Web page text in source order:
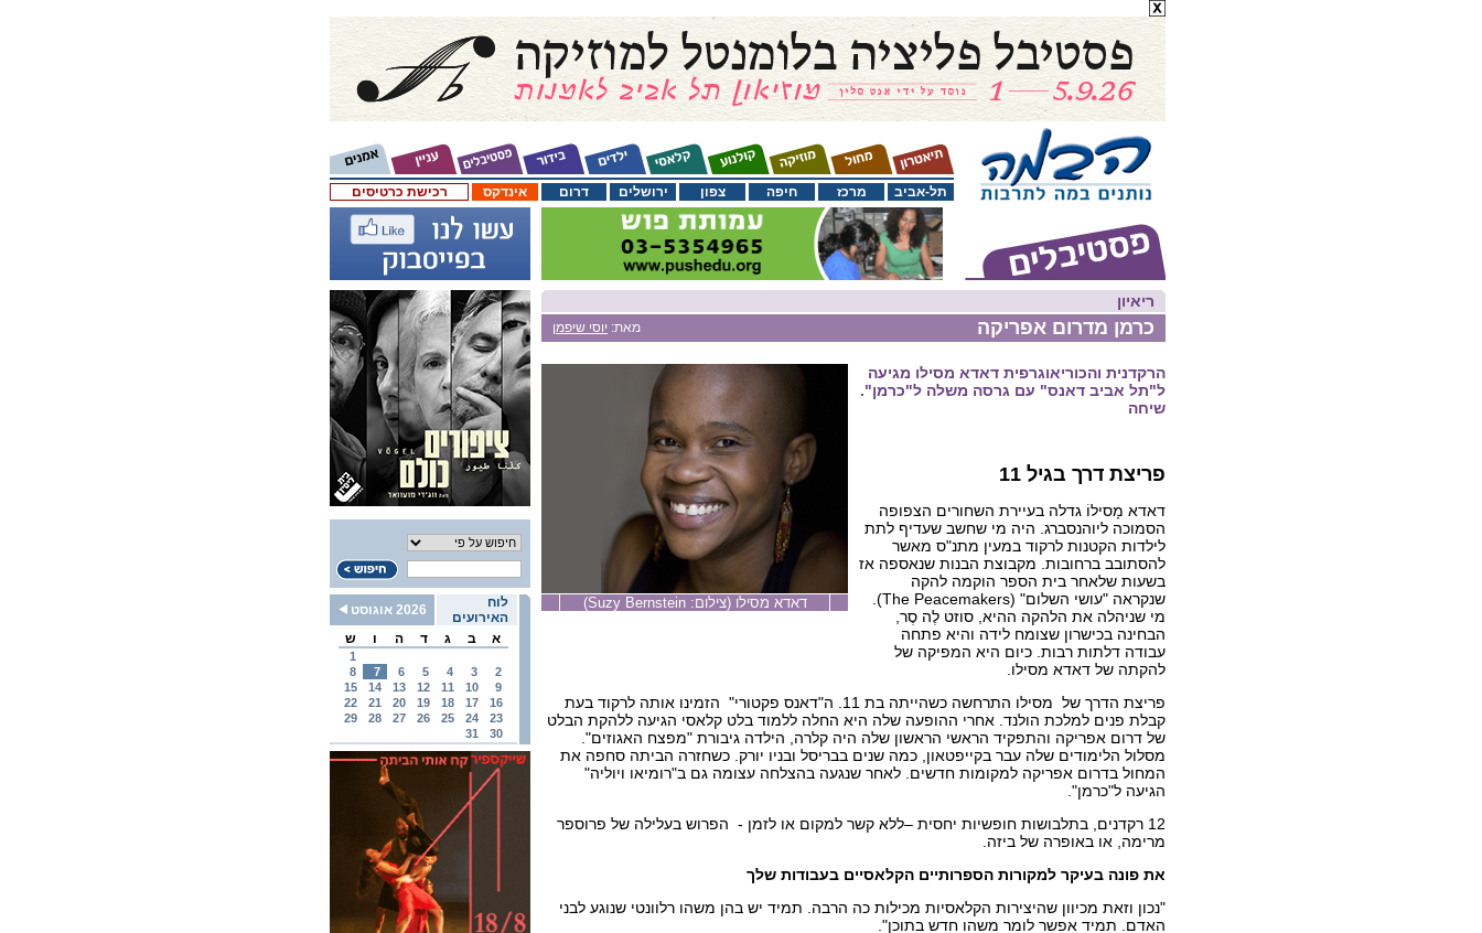
רכישת כרטיסים אינדקס דרום ירושלים צפון חיפה מרכז תל-אביב
לוח
האירועים
2026 אוגוסט
א
ב ג ד ה ו ש
1
2
3
4
5
6
7
8
9
10
11
12
13
14
15
16
17
18
19
20
21
22
23
24
25
26
27
28
29
30
31
ריאיון
מאת: יוסי שיפמן כרמן מדרום אפריקה
דאדא מסילו (צילום: Suzy Bernstein)
הרקדנית והכוריאוגרפית דאדא מסילו מגיעה
ל"תל אביב דאנס" עם גרסה משלה ל"כרמן".
שיחה
פריצת דרך בגיל 11
דאדא מָסילוֹ גדלה בעיירת השחורים הצפופה
הסמוכה ליוהנסברג. היה מי שחשב שעדיף לתת
לילדות הקטנות לרקוד במעין מתנ"ס מאשר
להסתובב ברחובות. מקבוצת הבנות שנאספה אז
בשעות שלאחר בית הספר הוקמה להקה
שנקראה "עושי השלום" (The Peacemakers).
מי שניהלה את הלהקה ההיא, סוזט לֶה סֶר,
הבחינה בכישרון שצומח לידה והיא פתחה
עבודה דלתות רבות. כיום היא המפיקה של
להקתה של דאדא מסילו.
פריצת הדרך של מסילו התרחשה כשהייתה בת 11. ה"דאנס פקטורי" הזמינו אותה לרקוד בעת
קבלת פנים למלכת הולנד. אחרי ההופעה שלה היא החלה ללמוד בלט קלאסי הגיעה ללהקת הבלט
של דרום אפריקה והתפקיד הראשי הראשון שלה היה קלרה, הילדה גיבורת "מפצח האגוזים".
מסלול הלימודים שלה עבר בקייפטאון, כמה שנים בבריסל ובניו יורק. כשחזרה הביתה סחפה את
המחול בדרום אפריקה למקומות חדשים. לאחר שנגעה בהצלחה עצומה גם ב"רומיאו ויוליה"
הגיעה ל"כרמן".
12 רקדנים, בתלבושות חופשיות יחסית –ללא קשר למקום או לזמן - הפרוש בעלילה של פרוספר
מרימה, או באופרה של ביזה.
את פונה בעיקר למקורות הספרותיים הקלאסיים בעבודות שלך
"נכון וזאת מכיוון שהיצירות הקלאסיות מכילות כה הרבה. תמיד יש בהן משהו רלוונטי שנוגע לבני
האדם. תמיד אפשר לומר משהו חדש בתוכן".